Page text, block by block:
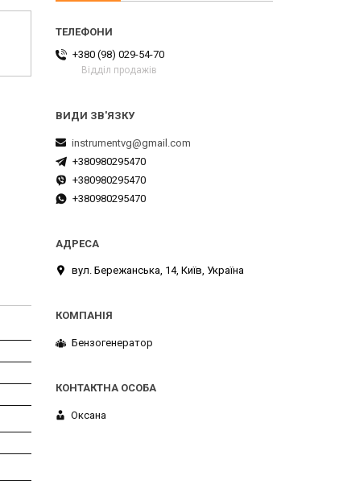
+380 (98) 029-54-70
Відділ продажів
instrumentvg@gmail.com
+380980295470
+380980295470
+380980295470
вул. Бережанська, 14, Київ, Україна
Бензогенератор
Оксана